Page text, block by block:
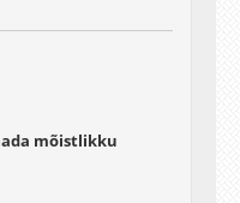
mõistlikku